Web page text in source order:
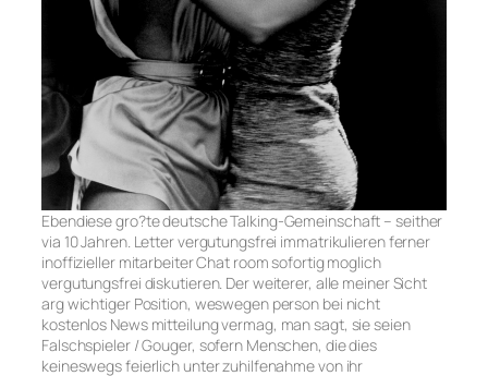
Ebendiese gro?te deutsche Talking-Gemeinschaft – seither
via 10 Jahren. Letter vergutungsfrei immatrikulieren ferner
inoffizieller mitarbeiter Chat room sofortig moglich
vergutungsfrei diskutieren. Der weiterer, alle meiner Sicht
arg wichtiger Position, weswegen person bei nicht
kostenlos News mitteilung vermag, man sagt, sie seien
Falschspieler / Gouger, sofern Menschen, die dies
keineswegs feierlich unter zuhilfenahme von ihr